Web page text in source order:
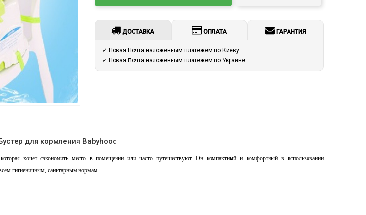
ДОСТАВКА ОПЛАТА ГАРАНТИЯ
✓ Новая Почта наложенным платежем по Киеву
✓ Новая Почта наложенным платежем по Украине
для кормления Babyhood
хочет сэкономить место в помещении или часто путешествуют. Он компактный и комфортный в использовании
гигиеничным, санитарным нормам.